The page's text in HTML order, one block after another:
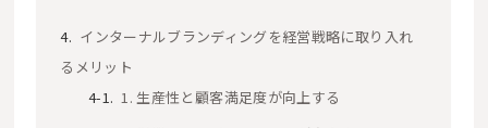
インターナルブランディングを経営戦略に取り入れ
るメリット
1. 生産性と顧客満足度が向上する